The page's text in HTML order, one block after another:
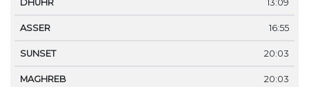
13:09
16:55
20:03
20:03